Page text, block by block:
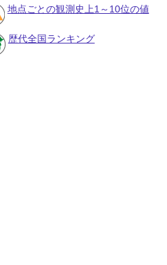
地点ごとの観測史上1～10位の値
歴代全国ランキング